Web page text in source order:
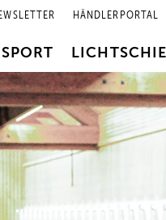
HÄNDLERPORTAL
SPORT